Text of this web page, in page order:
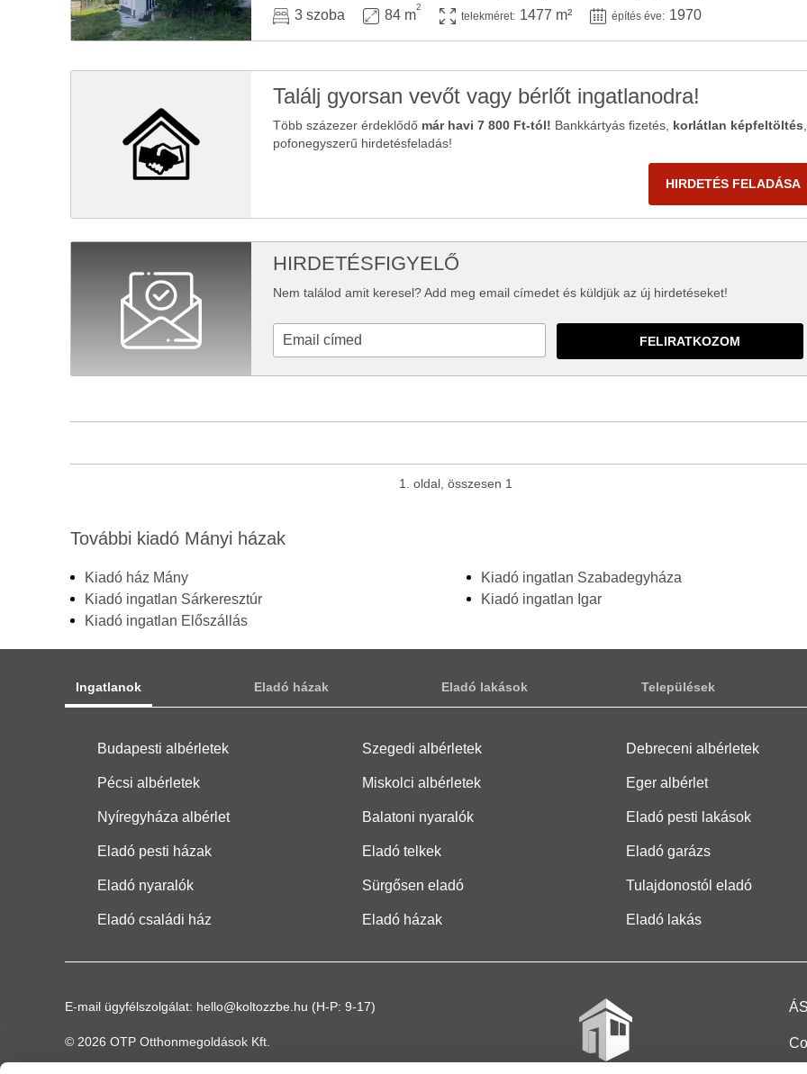
3 szoba 84 m
2
telekméret: 1477 m² építés éve: 1970
Találj gyorsan vevőt vagy bérlőt ingatlanodra!
Több százezer érdeklődő már havi 7 800 Ft-tól! Bankkártyás fizetés, korlátlan képfeltöltés
pofonegyszerű hirdetésfeladás!
HIRDETÉS FELADÁSA
HIRDETÉSFIGYELŐ
Nem találod amit keresel? Add meg email címedet és küldjük az új hirdetéseket!
1. oldal, összesen 1
További kiadó Mányi házak
Kiadó ház Mány
Kiadó ingatlan Sárkeresztúr
Kiadó ingatlan Előszállás
Kiadó ingatlan Szabadegyháza
Kiadó ingatlan Igar
Ingatlanok Eladó házak Eladó lakások Települések
Budapesti albérletek Szegedi albérletek Debreceni albérletek
Pécsi albérletek Miskolci albérletek Eger albérlet
Nyíregyháza albérlet Balatoni nyaralók Eladó pesti lakások
Eladó pesti házak Eladó telkek Eladó garázs
Eladó nyaralók Sürgősen eladó Tulajdonostól eladó
Eladó családi ház Eladó házak Eladó lakás
E-mail ügyfélszolgálat: hello@koltozzbe.hu (H-P: 9-17)
© 2026 OTP Otthonmegoldások Kft.